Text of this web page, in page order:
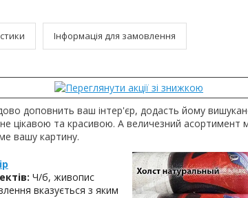
Інформація для замовлення
доповнить ваш інтер'єр, додасть йому
цікавою та красивою. А величезний асортимент
вашу картину.
Ч/б, живопис
вказується з яким